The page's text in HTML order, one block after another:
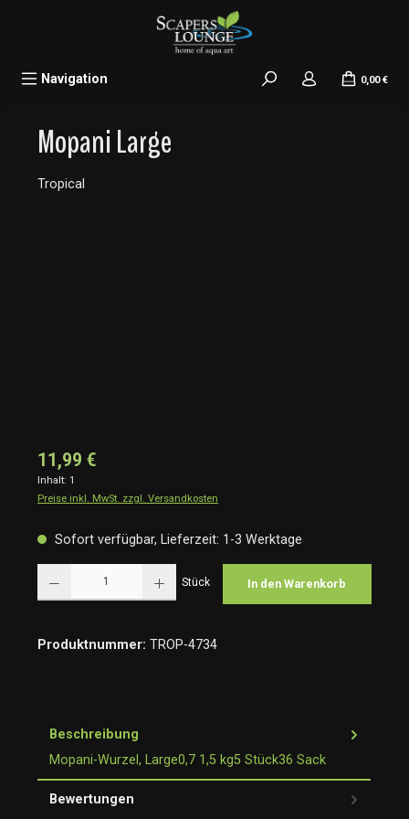
Navigation 0,00 €
Mopani Large
Tropical
11,99 €
Inhalt: 1
Preise inkl. MwSt. zzgl. Versandkosten
Sofort verfügbar, Lieferzeit: 1-3 Werktage
Stück In den Warenkorb
Produktnummer: TROP-4734
Beschreibung
Mopani-Wurzel, Large0,7 1,5 kg5 Stück36 Sack
Bewertungen